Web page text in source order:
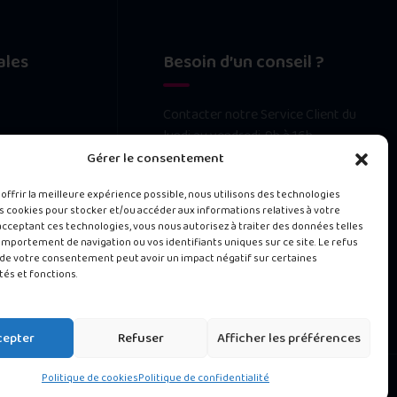
Gérer le consentement
la meilleure expérience possible, nous utilisons des technologies
cookies pour stocker et/ou accéder aux informations relatives à votre
ces technologies, vous nous autorisez à traiter des données telles
de navigation ou vos identifiants uniques sur ce site. Le refus
votre consentement peut avoir un impact négatif sur certaines
et fonctions.
Refuser Afficher les préférences
Politique de cookiesPolitique de confidentialité
Besoin d’un conseil ?
Contacter notre Service Client du
lundi au vendredi, 9h à 16h.
97122 Baie-Mahault
0690 13 45 13
melissa@materneal.fr